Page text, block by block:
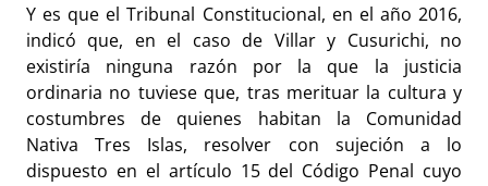
Y es que el Tribunal Constitucional, en el año 2016,
indicó que, en el caso de Villar y Cusurichi, no
existiría ninguna razón por la que la justicia
ordinaria no tuviese que, tras merituar la cultura y
costumbres de quienes habitan la Comunidad
Nativa Tres Islas, resolver con sujeción a lo
dispuesto en el artículo 15 del Código Penal cuyo